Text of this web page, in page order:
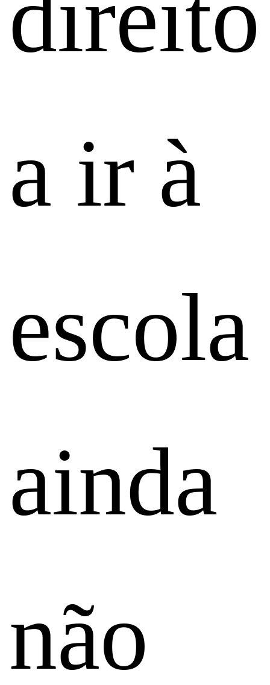
a ir à
escola
ainda
não